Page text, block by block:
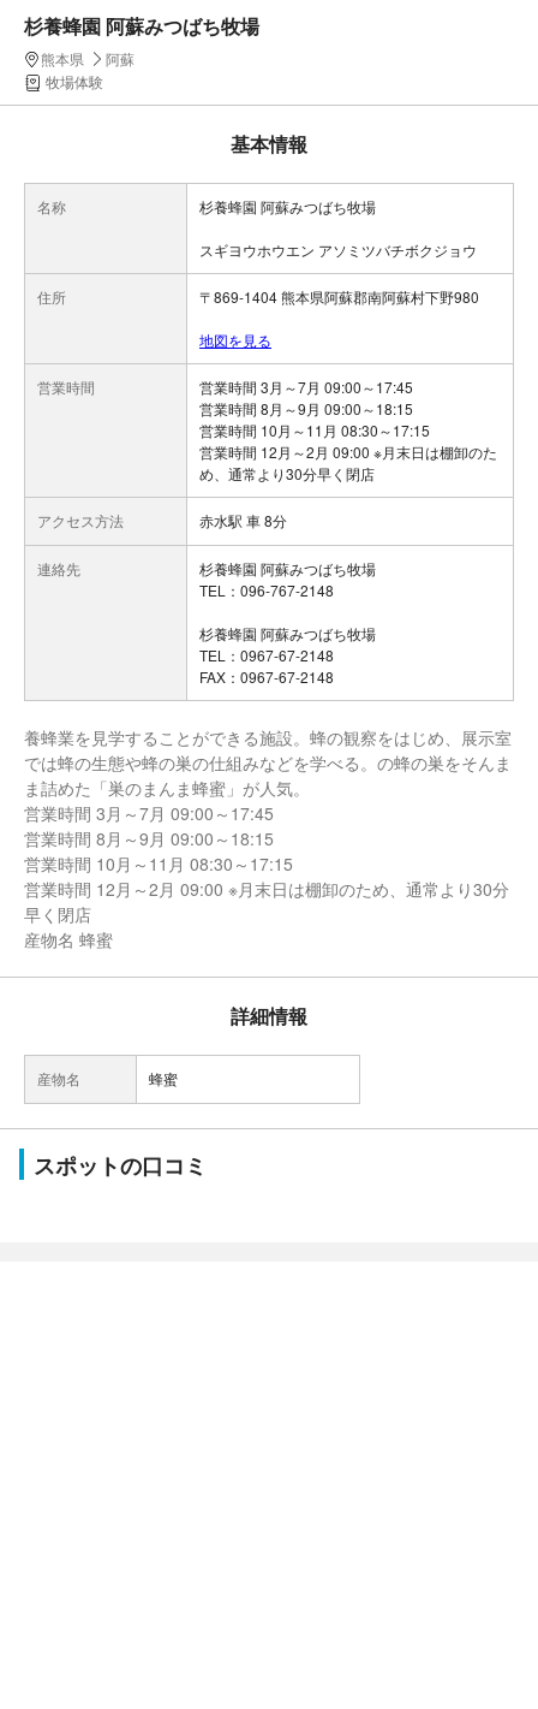
杉養蜂園 阿蘇みつばち牧場
熊本県
阿蘇
牧場体験
基本情報
名称 杉養蜂園 阿蘇みつばち牧場
スギヨウホウエン アソミツバチボクジョウ
住所 〒869-1404 熊本県阿蘇郡南阿蘇村下野980
地図を見る
営業時間
営業時間 3月～7月 09:00～17:45
営業時間 8月～9月 09:00～18:15
営業時間 10月～11月 08:30～17:15
営業時間 12月～2月 09:00 ※月末日は棚卸のた
め、通常より30分早く閉店
アクセス方法 赤水駅 車 8分
連絡先
杉養蜂園 阿蘇みつばち牧場
TEL：096-767-2148
杉養蜂園 阿蘇みつばち牧場
TEL：0967-67-2148
FAX：0967-67-2148
養蜂業を見学することができる施設。蜂の観察をはじめ、展示室
では蜂の生態や蜂の巣の仕組みなどを学べる。の蜂の巣をそんま
ま詰めた「巣のまんま蜂蜜」が人気。
営業時間 3月～7月 09:00～17:45
営業時間 8月～9月 09:00～18:15
営業時間 10月～11月 08:30～17:15
営業時間 12月～2月 09:00 ※月末日は棚卸のため、通常より30分
早く閉店
産物名 蜂蜜
詳細情報
産物名 蜂蜜
スポットの口コミ